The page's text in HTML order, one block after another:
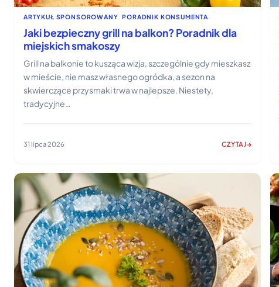
ARTYKUŁ SPONSOROWANY, PORADNIK KONSUMENTA
Jaki bezpieczny grill na balkon? Poradnik dla
miejskich smakoszy
Grill na balkonie to kusząca wizja, szczególnie gdy mieszkasz
w mieście, nie masz własnego ogródka, a sezon na
skwierczące przysmaki trwa w najlepsze. Niestety,
tradycyjne…
31 lipca 2026 CZYTAJ
:
PORADNIK
DLA
MIEJSKICH
SMAKOSZY